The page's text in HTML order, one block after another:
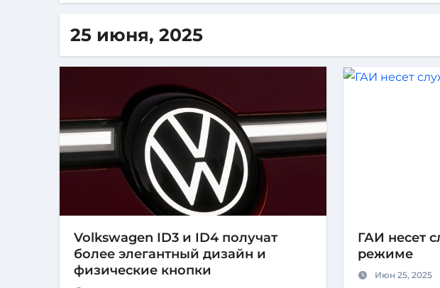
25 июня, 2025
Volkswagen ID3 и ID4 получат
более элегантный дизайн и
физические кнопки
ГАИ несет службу в усиленном
режиме
Июн 25, 2025